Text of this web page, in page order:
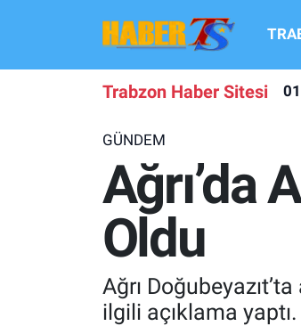
Trabzon Haber Sitesi
GÜNDEM
Ağrı’da
Oldu
Ağrı
ilgili açıklama yaptı.
TRABZONSPOR
TRANSFER HABERLERI
KULİS MEYDANI
1461 TRABZON
Hava Durumu
Süper Lig Puan Durumu ve Fikstür
Tüm Manşetler
Son Dakika Haberleri
Haber Arşivi